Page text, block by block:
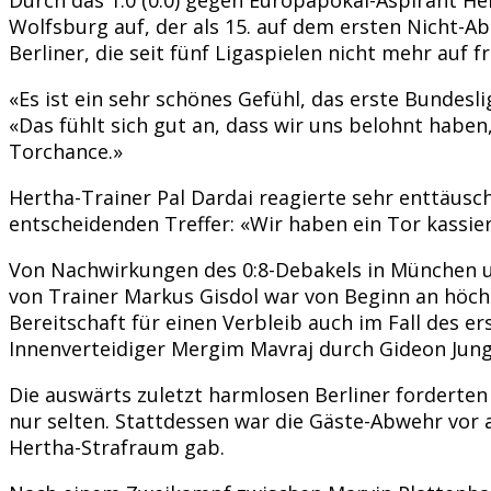
Wolfsburg auf, der als 15. auf dem ersten Nicht-
Berliner, die seit fünf Ligaspielen nicht mehr auf
«Es ist ein sehr schönes Gefühl, das erste
«Das fühlt sich gut an, dass wir uns belohnt
Torchance.»
Hertha-Trainer Pal Dardai reagierte sehr
entscheidenden Treffer: «Wir haben ein Tor
Von Nachwirkungen des 0:8-Debakels in
von Trainer Markus Gisdol war von Beginn an
Bereitschaft für einen Verbleib auch im Fall des
Innenverteidiger Mergim Mavraj durch Gideon
Die auswärts zuletzt harmlosen Berliner
nur selten. Stattdessen war die Gäste-Abwehr
Hertha-Strafraum gab.